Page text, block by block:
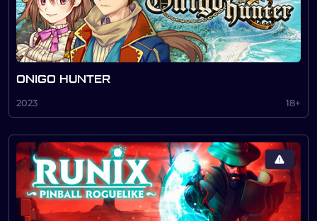
ONIGO HUNTER
2023 18+